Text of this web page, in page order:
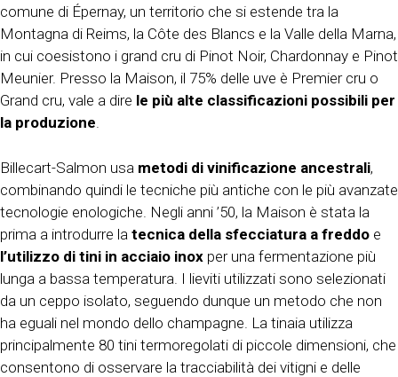
comune di Épernay, un territorio che si estende tra la
Montagna di Reims, la Côte des Blancs e la Valle della Marna,
in cui coesistono i grand cru di Pinot Noir, Chardonnay e Pinot
Meunier. Presso la Maison, il 75% delle uve è Premier cru o
Grand cru, vale a dire le più alte classificazioni possibili per
la produzione.
Billecart-Salmon usa metodi di vinificazione ancestrali,
combinando quindi le tecniche più antiche con le più avanzate
tecnologie enologiche. Negli anni ’50, la Maison è stata la
prima a introdurre la tecnica della sfecciatura a freddo e
l’utilizzo di tini in acciaio inox per una fermentazione più
lunga a bassa temperatura. I lieviti utilizzati sono selezionati
da un ceppo isolato, seguendo dunque un metodo che non
ha eguali nel mondo dello champagne. La tinaia utilizza
principalmente 80 tini termoregolati di piccole dimensioni, che
consentono di osservare la tracciabilità dei vitigni e delle